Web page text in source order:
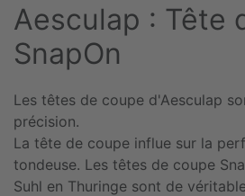
Aesculap : Tête
SnapOn
Les têtes de coupe d'Aesculap
précision.
La tête de coupe influe sur la
tondeuse. Les têtes de coupe
Suhl en Thuringe sont de